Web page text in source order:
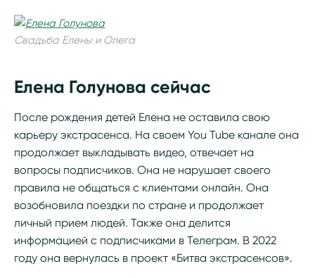
Свадьба Елены и Олега
Елена Голунова сейчас
После рождения детей Елена не оставила свою
карьеру экстрасенса. На своем You Tube канале она
продолжает выкладывать видео, отвечает на
вопросы подписчиков. Она не нарушает своего
правила не общаться с клиентами онлайн. Она
возобновила поездки по стране и продолжает
личный прием людей. Также она делится
информацией с подписчиками в Телеграм. В 2022
году она вернулась в проект «Битва экстрасенсов».